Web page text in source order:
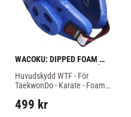
WACOKU: DIPPED FOAM
WTF HUVUDSKYDD - BLÅ
Huvudskydd WTF - För
TaekwonDo - Karate - Foam
499 kr